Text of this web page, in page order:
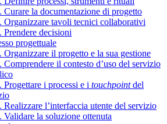
Curare la documentazione di progetto
Organizzare tavoli tecnici collaborativi
Prendere decisioni
progettuale
Organizzare il progetto e la sua gestione
Comprendere il contesto d’uso del servizio
Progettare i processi e i touchpointdel
Realizzare l’interfaccia utente del servizio
Validare la soluzione ottenuta